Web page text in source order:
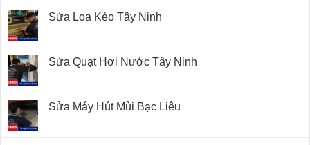
Sửa Loa Kéo Tây Ninh
Sửa Quạt Hơi Nước Tây Ninh
Sửa Máy Hút Mùi Bạc Liêu